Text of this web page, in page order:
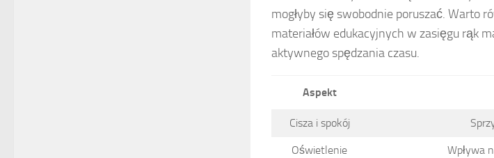
mogłyby się swobodnie poruszać. Warto
materiałów edukacyjnych w zasięgu rąk
aktywnego spędzania czasu.
Aspekt
Cisza i spokój
Oświetlenie Wpływa